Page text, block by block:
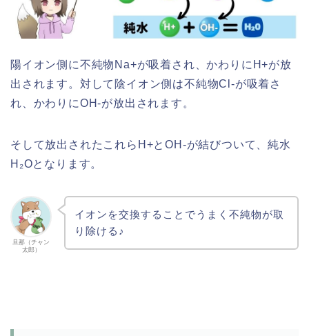
陽イオン側に不純物Na+が吸着され、かわりにH+が放
出されます。対して陰イオン側は不純物Cl-が吸着さ
れ、かわりにOH-が放出されます。
そして放出されたこれらH+とOH-が結びついて、純水
H₂Oとなります。
旦那（チャン
太郎）
イオンを交換することでうまく不純物が取
り除ける♪